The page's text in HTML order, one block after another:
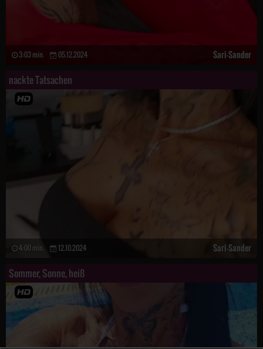
3:03 min. 05.12.2024 Sari-Sander
nackte Tatsachen
4:00 min. 12.10.2024 Sari-Sander
Sommer, Sonne, heiß